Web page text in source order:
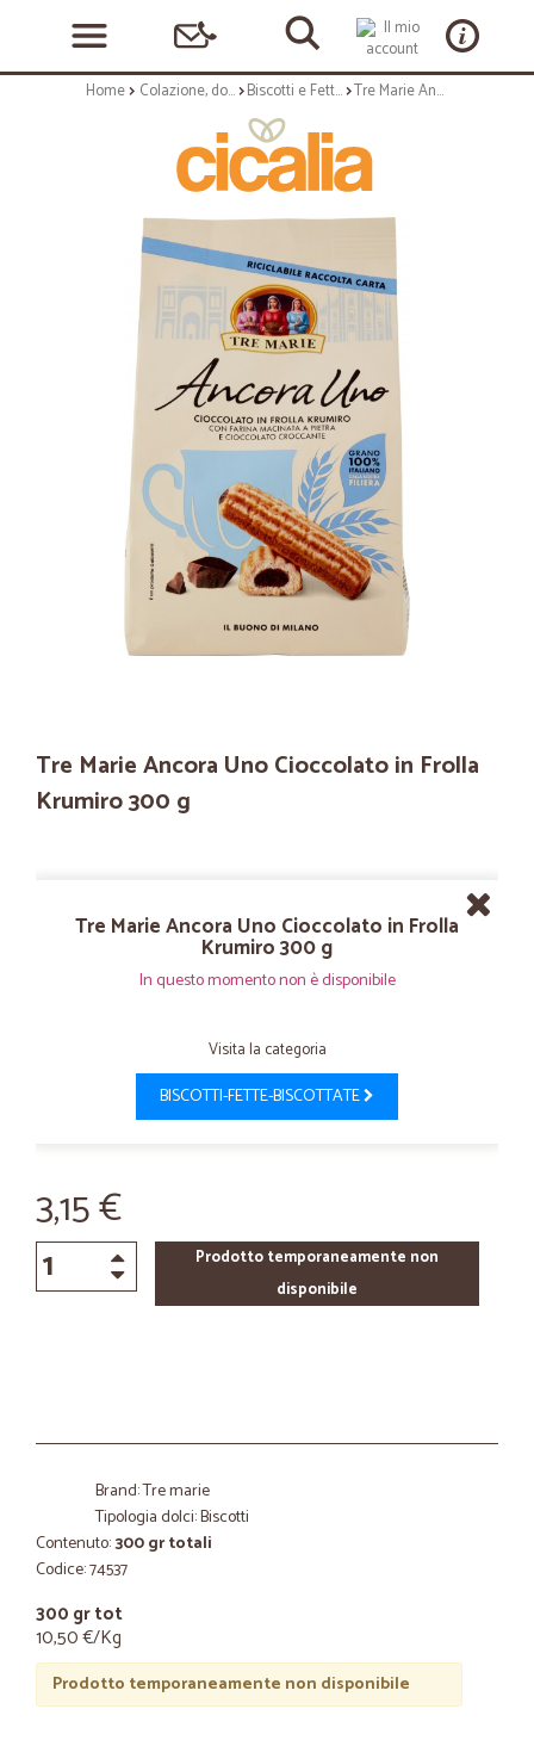
Home Colazione, dolciumi e snack Biscotti e Fette Biscottate Tre Marie Ancora Uno Cioccolato in Frolla Krumiro 300 g
Tre Marie Ancora Uno Cioccolato in Frolla
Krumiro 300 g
Tre Marie Ancora Uno Cioccolato in Frolla
Krumiro 300 g
In questo momento non è disponibile
Visita la categoria
BISCOTTI-FETTE-BISCOTTATE
3,15 €
Prodotto temporaneamente non
disponibile
Brand: Tre marie
Tipologia dolci: Biscotti
Contenuto:300 gr totali
Codice: 74537
300 gr tot
10,50 €/Kg
Prodotto temporaneamente non disponibile